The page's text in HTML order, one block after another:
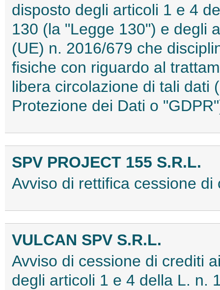
disposto degli articoli 1 e 4
130 (la "Legge 130") e degli
(UE) n. 2016/679 che
fisiche con riguardo al
libera circolazione di tali dati
Protezione dei Dati o
SPV PROJECT 155 S.R.L.
Avviso di rettifica cessione
VULCAN SPV S.R.L.
Avviso di cessione di crediti
degli articoli 1 e 4 della L. n.